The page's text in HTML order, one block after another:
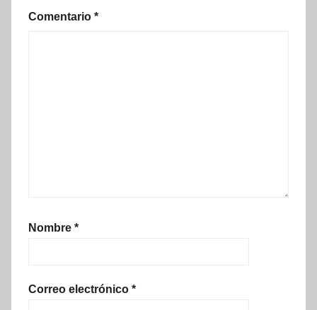
Comentario *
Nombre *
Correo electrónico *